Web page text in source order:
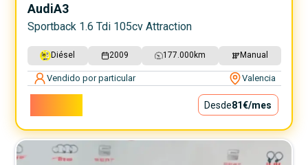
AudiA3
Sportback 1.6 Tdi 105cv Attraction
Diésel 2009 177.000 km Manual
Vendido por particular Valencia
Desde81€/mes